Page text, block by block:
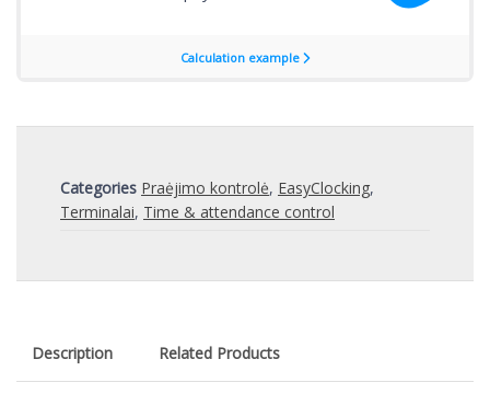
Categories Praėjimo kontrolė, EasyClocking,
Terminalai, Time & attendance control
Description Related Products